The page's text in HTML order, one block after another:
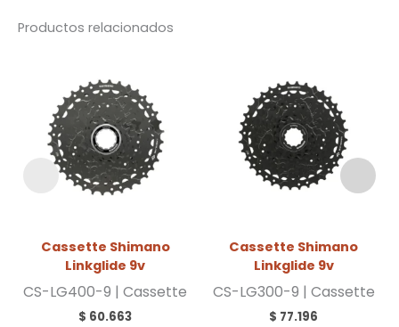
Productos relacionados
Cassette Shimano
Linkglide 9v
CS-LG400-9 | Cassette
$ 60.663
Cassette Shimano
Linkglide 9v
CS-LG300-9 | Cassette
$ 77.196